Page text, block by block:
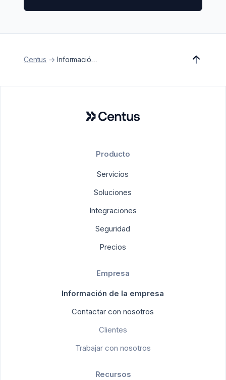
Centus -> Información de la empresa
Producto
Servicios
Soluciones
Integraciones
Seguridad
Precios
Empresa
Información de la empresa
Contactar con nosotros
Clientes
Trabajar con nosotros
Recursos